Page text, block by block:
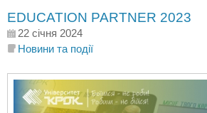
EDUCATION PARTNER 2023
22 січня 2024
Новини та події